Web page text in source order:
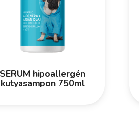
SERUM hipoallergén
kutyasampon 750ml